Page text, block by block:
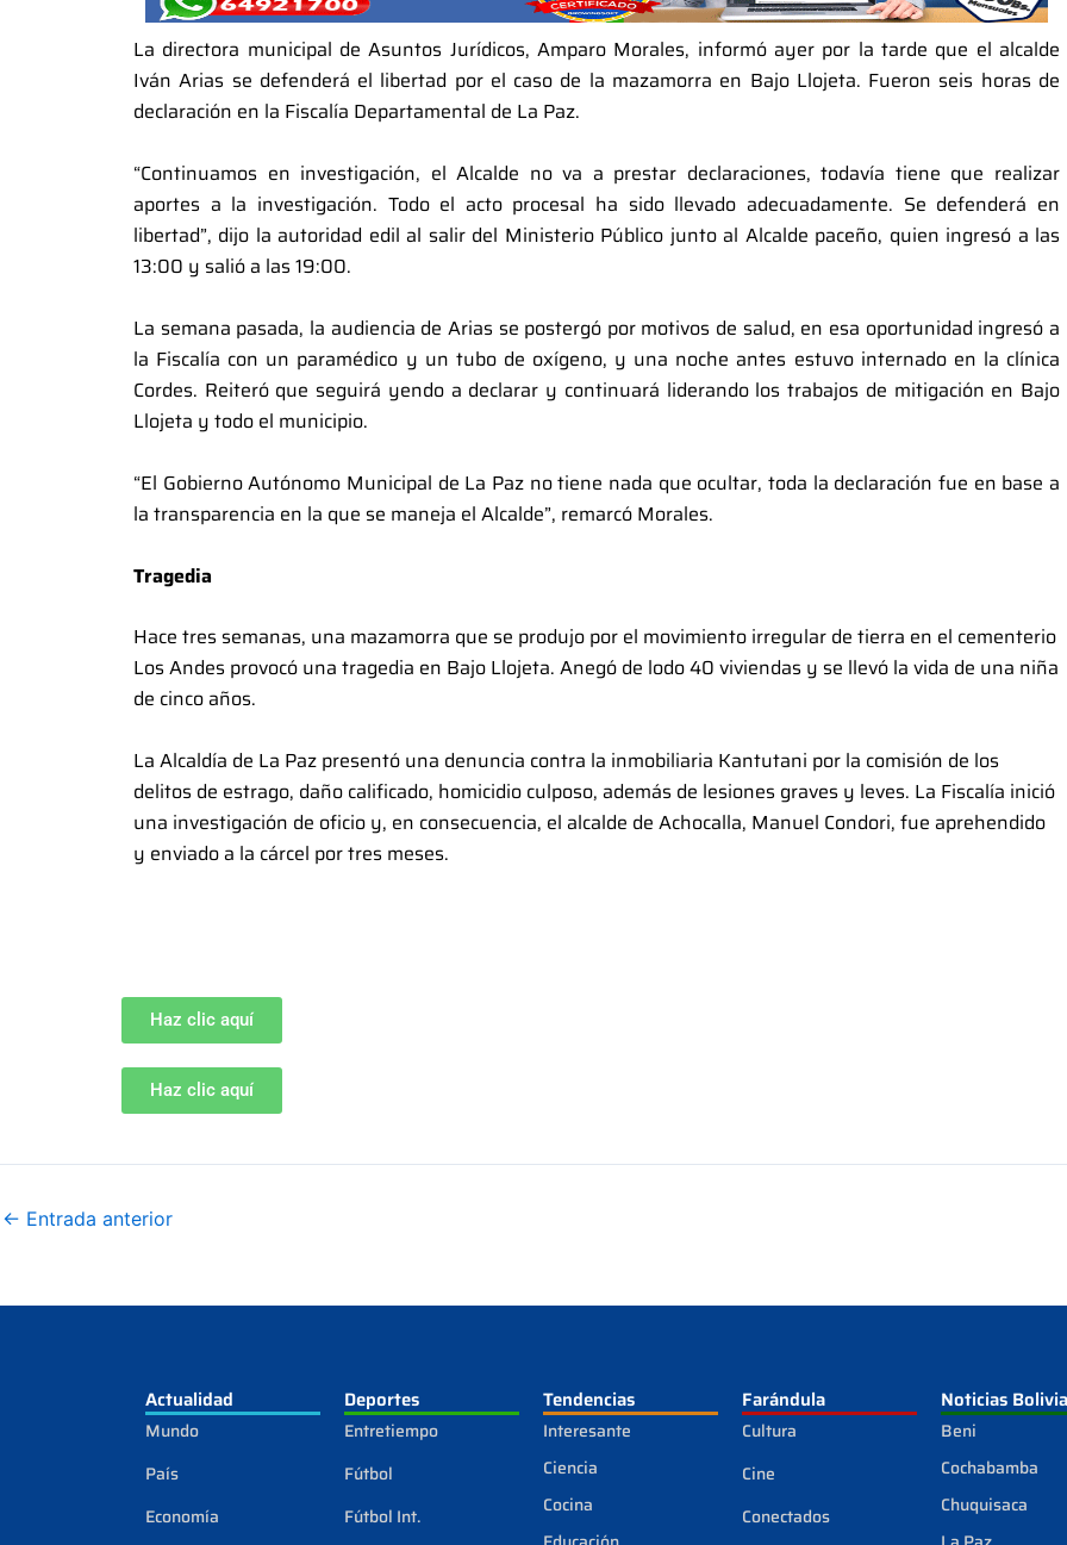
La directora municipal de Asuntos Jurídicos, Amparo Morales, informó ayer por la tarde que el alcalde
Iván Arias se defenderá el libertad por el caso de la mazamorra en Bajo Llojeta. Fueron seis horas de
declaración en la Fiscalía Departamental de La Paz.
“Continuamos en investigación, el Alcalde no va a prestar declaraciones, todavía tiene que realizar
aportes a la investigación. Todo el acto procesal ha sido llevado adecuadamente. Se defenderá en
libertad”, dijo la autoridad edil al salir del Ministerio Público junto al Alcalde paceño, quien ingresó a las
13:00 y salió a las 19:00.
La semana pasada, la audiencia de Arias se postergó por motivos de salud, en esa oportunidad ingresó a
la Fiscalía con un paramédico y un tubo de oxígeno, y una noche antes estuvo internado en la clínica
Cordes. Reiteró que seguirá yendo a declarar y continuará liderando los trabajos de mitigación en Bajo
Llojeta y todo el municipio.
“El Gobierno Autónomo Municipal de La Paz no tiene nada que ocultar, toda la declaración fue en base a
la transparencia en la que se maneja el Alcalde”, remarcó Morales.
Tragedia
Hace tres semanas, una mazamorra que se produjo por el movimiento irregular de tierra en el cementerio
Los Andes provocó una tragedia en Bajo Llojeta. Anegó de lodo 40 viviendas y se llevó la vida de una niña
de cinco años.
La Alcaldía de La Paz presentó una denuncia contra la inmobiliaria Kantutani por la comisión de los
delitos de estrago, daño calificado, homicidio culposo, además de lesiones graves y leves. La Fiscalía inició
una investigación de oficio y, en consecuencia, el alcalde de Achocalla, Manuel Condori, fue aprehendido
y enviado a la cárcel por tres meses.
Haz clic aquí
Haz clic aquí
← Entrada anterior
Actualidad
Mundo
País
Economía
Deportes
Entretiempo
Fútbol
Fútbol Int.
Tendencias
Interesante
Ciencia
Cocina
Farándula
Cultura
Cine
Conectados
Noticias Bolivia
Beni
Cochabamba
Chuquisaca